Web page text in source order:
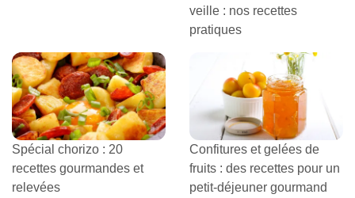
veille : nos recettes
pratiques
Spécial chorizo : 20
recettes gourmandes et
relevées
Confitures et gelées de
fruits : des recettes pour un
petit-déjeuner gourmand